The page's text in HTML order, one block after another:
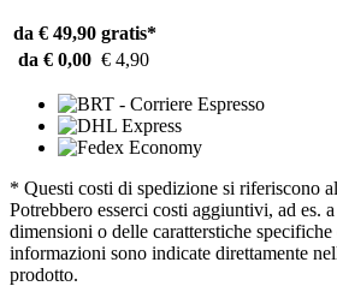
da € 49,90 gratis*
da € 0,00 € 4,90
* Questi costi di spedizione si riferiscono
Potrebbero esserci costi aggiuntivi, ad es.
dimensioni o delle caratterstiche
informazioni sono indicate direttamente
prodotto.